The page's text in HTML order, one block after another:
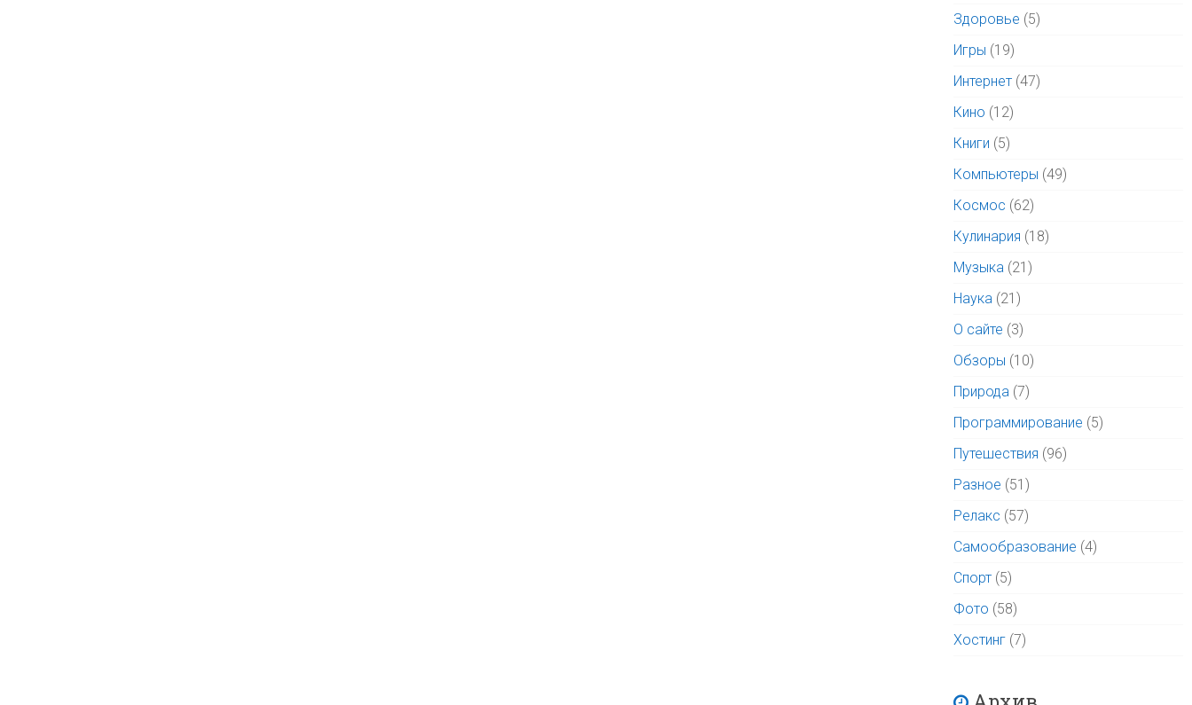
Здоровье (5)
Игры (19)
Интернет (47)
Кино (12)
Книги (5)
Компьютеры (49)
Космос (62)
Кулинария (18)
Музыка (21)
Наука (21)
О сайте (3)
Обзоры (10)
Природа (7)
Программирование (5)
Путешествия (96)
Разное (51)
Релакс (57)
Самообразование (4)
Спорт (5)
Фото (58)
Хостинг (7)